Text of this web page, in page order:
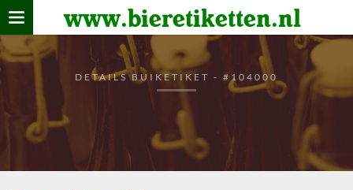
www.bieretiketten.nl
Home
verzamelen
De bierkaart
Bezoekers
DETAILS BUIKETIKET - #104000